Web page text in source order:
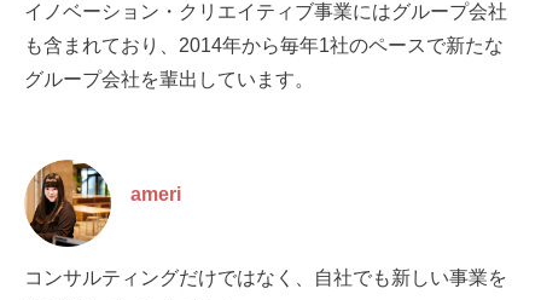
イノベーション・クリエイティブ事業にはグループ会社
も含まれており、2014年から毎年1社のペースで新たな
グループ会社を輩出しています。
ameri
コンサルティングだけではなく、自社でも新しい事業を